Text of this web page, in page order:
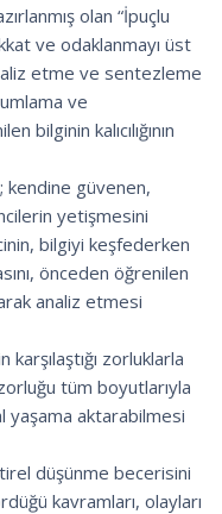
olan “İpuçlu
ve odaklanmayı üst
etme ve sentezleme
ve
bilginin kalıcılığının
kendine güvenen,
yetişmesini
bilgiyi keşfederken
önceden öğrenilen
analiz etmesi
zorluklarla
tüm boyutlarıyla
yaşama aktarabilmesi
düşünme becerisini
kavramları, olayları